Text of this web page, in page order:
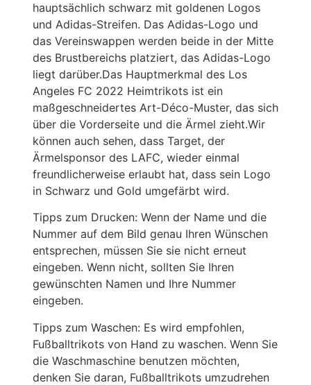
hauptsächlich schwarz mit goldenen Logos
und Adidas-Streifen. Das Adidas-Logo und
das Vereinswappen werden beide in der Mitte
des Brustbereichs platziert, das Adidas-Logo
liegt darüber.Das Hauptmerkmal des Los
Angeles FC 2022 Heimtrikots ist ein
maßgeschneidertes Art-Déco-Muster, das sich
über die Vorderseite und die Ärmel zieht.Wir
können auch sehen, dass Target, der
Ärmelsponsor des LAFC, wieder einmal
freundlicherweise erlaubt hat, dass sein Logo
in Schwarz und Gold umgefärbt wird.
Tipps zum Drucken: Wenn der Name und die
Nummer auf dem Bild genau Ihren Wünschen
entsprechen, müssen Sie sie nicht erneut
eingeben. Wenn nicht, sollten Sie Ihren
gewünschten Namen und Ihre Nummer
eingeben.
Tipps zum Waschen: Es wird empfohlen,
Fußballtrikots von Hand zu waschen. Wenn Sie
die Waschmaschine benutzen möchten,
denken Sie daran, Fußballtrikots umzudrehen